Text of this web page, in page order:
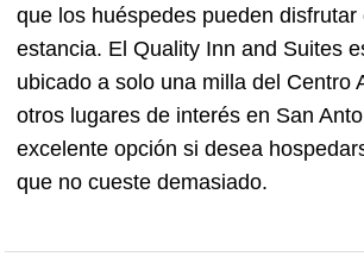
que los huéspedes pueden disfrutar
estancia. El Quality Inn and Suites
ubicado a solo una milla del Centro
otros lugares de interés en San
excelente opción si desea
que no cueste demasiado.